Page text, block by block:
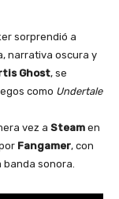
sorprendió a
narrativa oscura y
Ghost, se
como Undertale
vez a Steam en
Fangamer, con
banda sonora.